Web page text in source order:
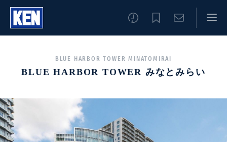
BLUE HARBOR TOWER MINATOMIRAI
BLUE HARBOR TOWER みなとみらい